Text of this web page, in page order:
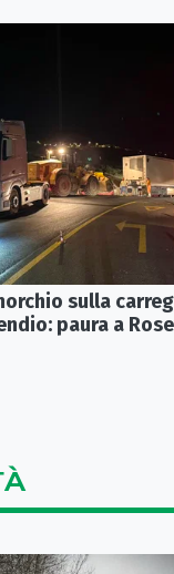
sulla
paura a